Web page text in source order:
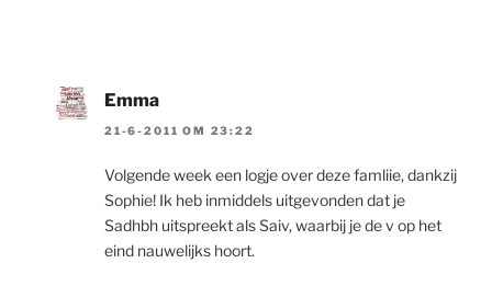
Emma
21-6-2011 OM 23:22
Volgende week een logje over deze famliie, dankzij
Sophie! Ik heb inmiddels uitgevonden dat je
Sadhbh uitspreekt als Saiv, waarbij je de v op het
eind nauwelijks hoort.